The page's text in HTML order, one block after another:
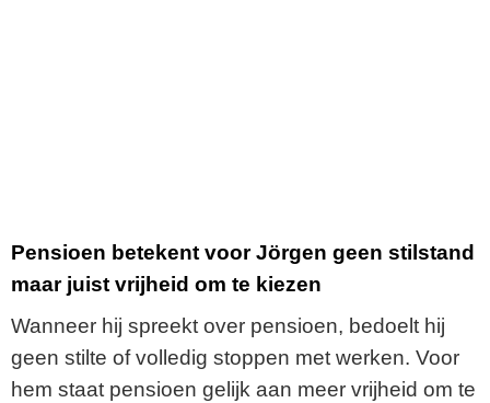
Pensioen betekent voor Jörgen geen stilstand
maar juist vrijheid om te kiezen
Wanneer hij spreekt over pensioen, bedoelt hij
geen stilte of volledig stoppen met werken. Voor
hem staat pensioen gelijk aan meer vrijheid om te